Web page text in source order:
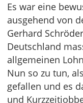
Es war eine
ausgehend von
Gerhard
Deutschland
allgemeinen
Nun so zu tun,
gefallen und es
und